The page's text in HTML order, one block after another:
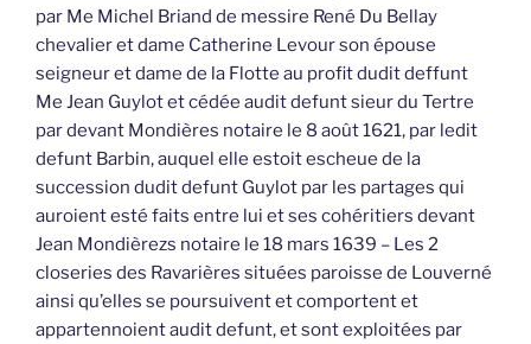
par Me Michel Briand de messire René Du Bellay
chevalier et dame Catherine Levour son épouse
seigneur et dame de la Flotte au profit dudit deffunt
Me Jean Guylot et cédée audit defunt sieur du Tertre
par devant Mondières notaire le 8 août 1621, par ledit
defunt Barbin, auquel elle estoit escheue de la
succession dudit defunt Guylot par les partages qui
auroient esté faits entre lui et ses cohéritiers devant
Jean Mondièrezs notaire le 18 mars 1639 – Les 2
closeries des Ravarières situées paroisse de Louverné
ainsi qu’elles se poursuivent et comportent et
appartennoient audit defunt, et sont exploitées par